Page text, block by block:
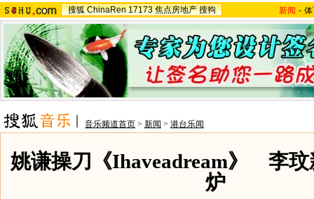
搜狐 ChinaRen 17173 焦点房地产 搜狗 新闻 -
音乐频道首页 > 新闻 > 港台乐闻
姚谦操刀《Ihaveadream》 李玟
炉